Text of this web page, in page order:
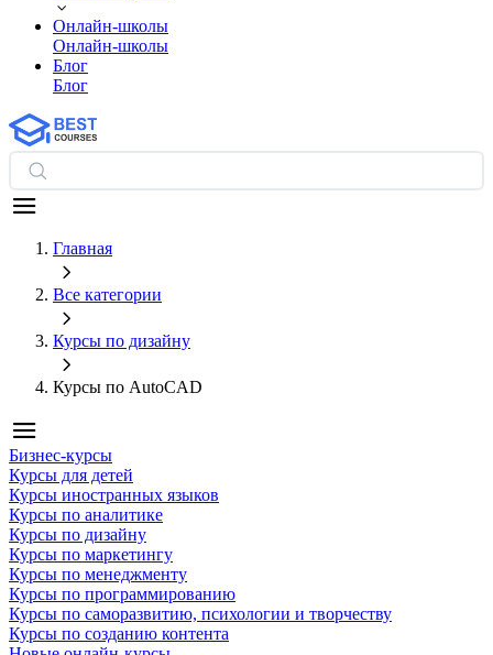
Онлайн-школы
Онлайн-школы
Блог
Блог
Главная
Все категории
Курсы по дизайну
Курсы по AutoCAD
Бизнес-курсы
Курсы для детей
Курсы иностранных языков
Курсы по аналитике
Курсы по дизайну
Курсы по маркетингу
Курсы по менеджменту
Курсы по программированию
Курсы по саморазвитию, психологии и творчеству
Курсы по созданию контента